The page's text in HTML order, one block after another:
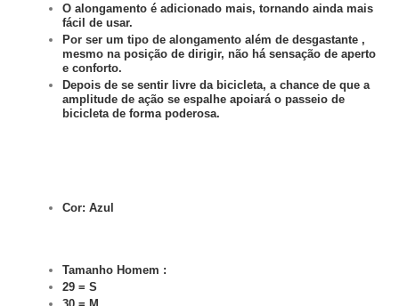
O alongamento é adicionado mais, tornando ainda mais
fácil de usar.
Por ser um tipo de alongamento além de desgastante ,
mesmo na posição de dirigir, não há sensação de aperto
e conforto.
Depois de se sentir livre da bicicleta, a chance de que a
amplitude de ação se espalhe apoiará o passeio de
bicicleta de forma poderosa.
Cor: Azul
Tamanho Homem :
29 = S